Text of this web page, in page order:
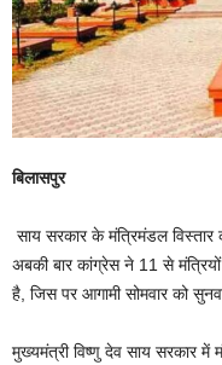
बिलासपुर
साय सरकार के मंत्रिमंडल विस्तार
अबकी बार कांग्रेस ने 11 से
है, जिस पर आगामी सोमवार को
मुख्यमंत्री विष्णु देव साय सरकार